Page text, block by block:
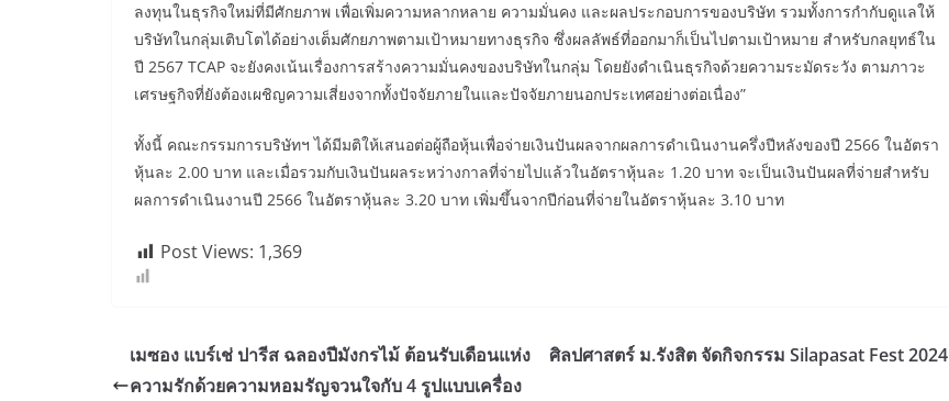
ลงทุนในธุรกิจใหม่ที่มีศักยภาพ เพื่อเพิ่มความหลากหลาย ความมั่นคง และผลประกอบการของบริษัท รวมทั้งการกำกับดูแลให้
บริษัทในกลุ่มเติบโตได้อย่างเต็มศักยภาพตามเป้าหมายทางธุรกิจ ซึ่งผลลัพธ์ที่ออกมาก็เป็นไปตามเป้าหมาย สำหรับกลยุทธ์ใน
ปี 2567 TCAP จะยังคงเน้นเรื่องการสร้างความมั่นคงของบริษัทในกลุ่ม โดยยังดำเนินธุรกิจด้วยความระมัดระวัง ตามภาวะ
เศรษฐกิจที่ยังต้องเผชิญความเสี่ยงจากทั้งปัจจัยภายในและปัจจัยภายนอกประเทศอย่างต่อเนื่อง”
ทั้งนี้ คณะกรรมการบริษัทฯ ได้มีมติให้เสนอต่อผู้ถือหุ้นเพื่อจ่ายเงินปันผลจากผลการดำเนินงานครึ่งปีหลังของปี 2566 ในอัตรา
หุ้นละ 2.00 บาท และเมื่อรวมกับเงินปันผลระหว่างกาลที่จ่ายไปแล้วในอัตราหุ้นละ 1.20 บาท จะเป็นเงินปันผลที่จ่ายสำหรับ
ผลการดำเนินงานปี 2566 ในอัตราหุ้นละ 3.20 บาท เพิ่มขึ้นจากปีก่อนที่จ่ายในอัตราหุ้นละ 3.10 บาท
Post Views: 1,369
เมซอง แบร์เช่ ปารีส ฉลองปีมังกรไม้ ต้อนรับเดือนแห่ง
ความรักด้วยความหอมรัญจวนใจกับ 4 รูปแบบเครื่อง
ศิลปศาสตร์ ม.รังสิต จัดกิจกรรม Silapasat Fest 2024